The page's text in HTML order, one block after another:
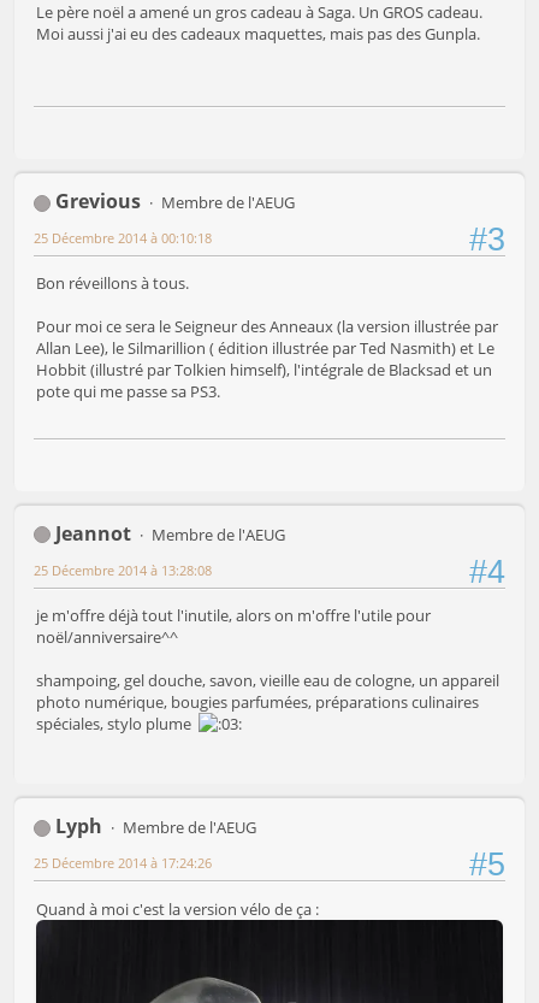
Le père noël a amené un gros cadeau à Saga. Un GROS cadeau.
Moi aussi j'ai eu des cadeaux maquettes, mais pas des Gunpla.
Grevious Membre de l'AEUG
#3
25 Décembre 2014 à 00:10:18
Bon réveillons à tous.
Pour moi ce sera le Seigneur des Anneaux (la version illustrée par
Allan Lee), le Silmarillion ( édition illustrée par Ted Nasmith) et Le
Hobbit (illustré par Tolkien himself), l'intégrale de Blacksad et un
pote qui me passe sa PS3.
Jeannot Membre de l'AEUG
#4
25 Décembre 2014 à 13:28:08
je m'offre déjà tout l'inutile, alors on m'offre l'utile pour
noël/anniversaire^^
shampoing, gel douche, savon, vieille eau de cologne, un appareil
photo numérique, bougies parfumées, préparations culinaires
spéciales, stylo plume
Lyph Membre de l'AEUG
#5
25 Décembre 2014 à 17:24:26
Quand à moi c'est la version vélo de ça :